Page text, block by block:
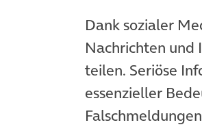
Dank sozialer
Nachrichten und
teilen. Seriöse
essenzieller